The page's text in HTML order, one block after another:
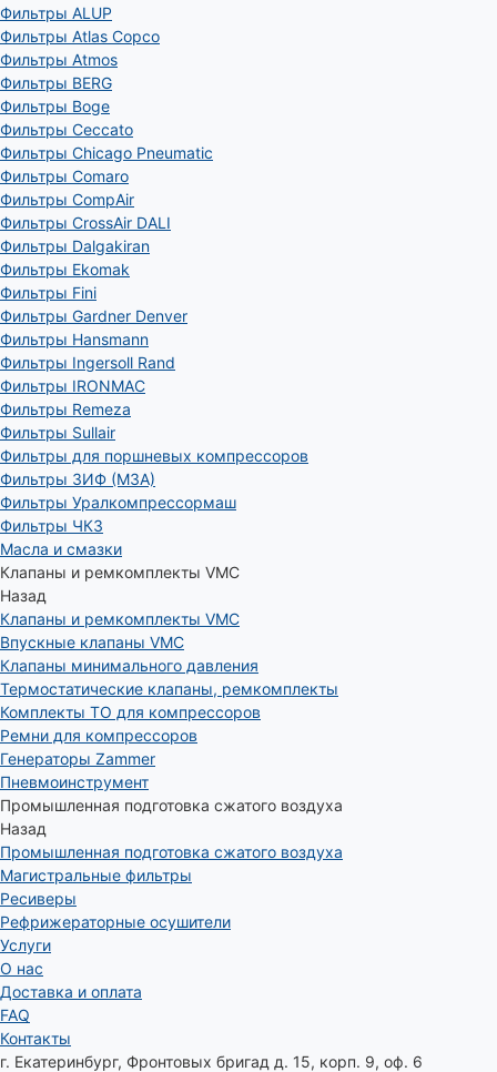
Фильтры ALUP
Фильтры Atlas Copco
Фильтры Atmos
Фильтры BERG
Фильтры Boge
Фильтры Ceccato
Фильтры Chicago Pneumatic
Фильтры Comaro
Фильтры CompAir
Фильтры CrossAir DALI
Фильтры Dalgakiran
Фильтры Ekomak
Фильтры Fini
Фильтры Gardner Denver
Фильтры Hansmann
Фильтры Ingersoll Rand
Фильтры IRONMAC
Фильтры Remeza
Фильтры Sullair
Фильтры для поршневых компрессоров
Фильтры ЗИФ (МЗА)
Фильтры Уралкомпрессормаш
Фильтры ЧКЗ
Масла и смазки
Клапаны и ремкомплекты VMC
Назад
Клапаны и ремкомплекты VMC
Впускные клапаны VMC
Клапаны минимального давления
Термостатические клапаны, ремкомплекты
Комплекты ТО для компрессоров
Ремни для компрессоров
Генераторы Zammer
Пневмоинструмент
Промышленная подготовка сжатого воздуха
Назад
Промышленная подготовка сжатого воздуха
Магистральные фильтры
Ресиверы
Рефрижераторные осушители
Услуги
О нас
Доставка и оплата
FAQ
Контакты
г. Екатеринбург, Фронтовых бригад д. 15, корп. 9, оф. 6